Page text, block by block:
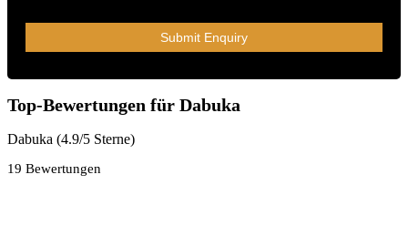
Top-Bewertungen für Dabuka
Dabuka (4.9/5 Sterne)
19 Bewertungen